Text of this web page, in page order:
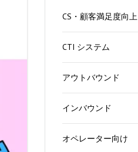
CS・顧客満足度向上
CTI システム
アウトバウンド
インバウンド
オペレーター向け